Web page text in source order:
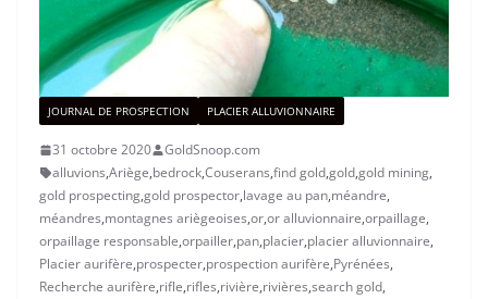
JOURNAL DE PROSPECTION PLACIER ALLUVIONNAIRE
31 octobre 2020
GoldSnoop.com
alluvions,Ariège,bedrock,Couserans,find gold,gold,gold mining,
gold prospecting,gold prospector,lavage au pan,méandre,
méandres,montagnes ariègeoises,or,or alluvionnaire,orpaillage,
orpaillage responsable,orpailler,pan,placier,placier alluvionnaire,
Placier aurifère,prospecter,prospection aurifère,Pyrénées,
Recherche aurifère,rifle,rifles,rivière,rivières,search gold,